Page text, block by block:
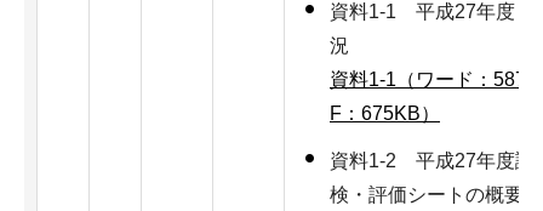
資料1-1 平成27年度
況
資料1-1（ワード：
F：675KB）
資料1-2 平成27年度講
検・評価シートの概要